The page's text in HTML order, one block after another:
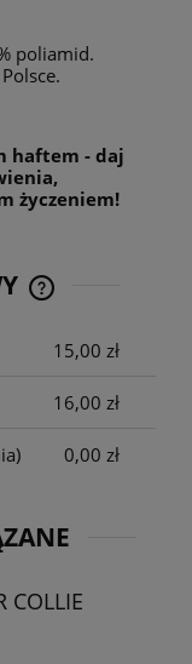
poliamid.
haftem - daj
życzeniem!
CENA NIE
15,00 zł
16,00 zł
0,00 zł
COLLIE